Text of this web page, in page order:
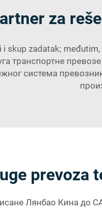
za
i skup zadatak;
транспортне
система
prevoza
Лянбао Кина до